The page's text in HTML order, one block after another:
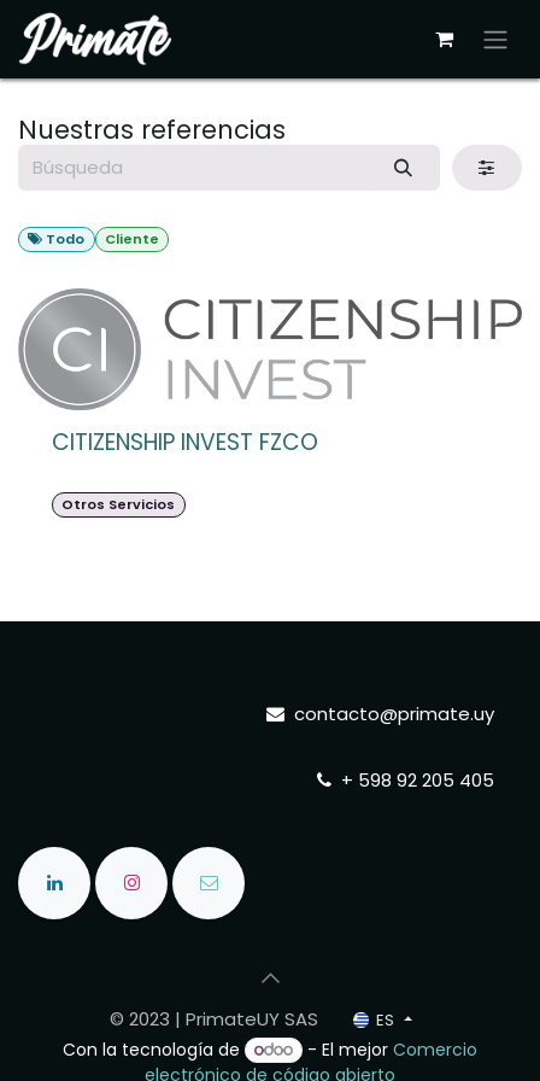
Ir al contenido
Nuestras referencias
Todo Cliente
CITIZENSHIP INVEST FZCO
Otros Servicios
contacto@primate.uy
+ 598 92 205 405
© 2023 | PrimateUY SAS ES
Con la tecnología de - El mejorComercio
electrónico de código abierto